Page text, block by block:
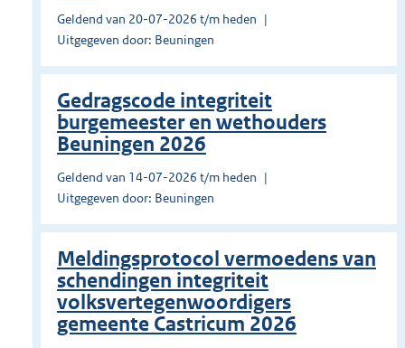
Geldend van 20-07-2026 t/m heden
Uitgegeven door: Beuningen
Gedragscode integriteit
burgemeester en wethouders
Beuningen 2026
Geldend van 14-07-2026 t/m heden
Uitgegeven door: Beuningen
Meldingsprotocol vermoedens van
schendingen integriteit
volksvertegenwoordigers
gemeente Castricum 2026